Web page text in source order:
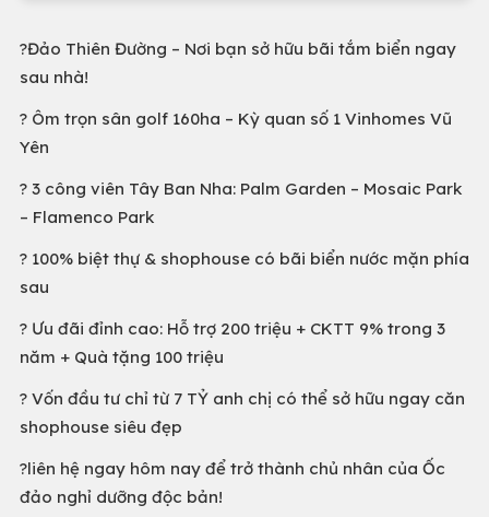
?Đảo Thiên Đường – Nơi bạn sở hữu bãi tắm biển ngay
sau nhà!
? Ôm trọn sân golf 160ha – Kỳ quan số 1 Vinhomes Vũ
Yên
? 3 công viên Tây Ban Nha: Palm Garden – Mosaic Park
– Flamenco Park
? 100% biệt thự & shophouse có bãi biển nước mặn phía
sau
? Ưu đãi đỉnh cao: Hỗ trợ 200 triệu + CKTT 9% trong 3
năm + Quà tặng 100 triệu
? Vốn đầu tư chỉ từ 7 TỶ anh chị có thể sở hữu ngay căn
shophouse siêu đẹp
?liên hệ ngay hôm nay để trở thành chủ nhân của Ốc
đảo nghỉ dưỡng độc bản!